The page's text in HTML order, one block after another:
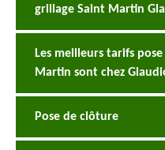
grillage Saint Martin
Les meilleurs tarifs
Martin sont chez
Pose de clôture